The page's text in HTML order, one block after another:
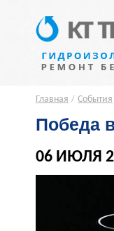
Главная / События
Победа
06 ИЮЛЯ